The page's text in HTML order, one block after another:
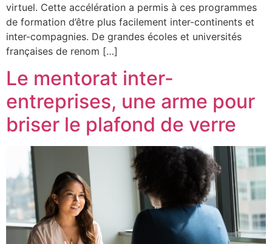
virtuel. Cette accélération a permis à ces programmes
de formation d’être plus facilement inter-continents et
inter-compagnies. De grandes écoles et universités
françaises de renom […]
Le mentorat inter-
entreprises, une arme pour
briser le plafond de verre